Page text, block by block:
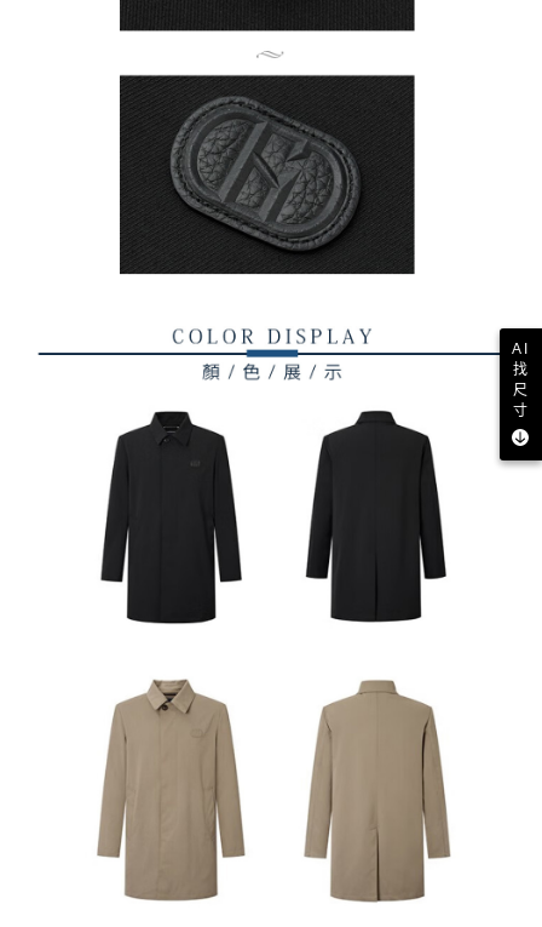
AI
找
尺
寸